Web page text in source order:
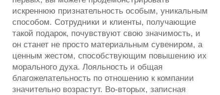
искреннюю признательность особым, уникальным
способом. Сотрудники и клиенты, получающие
такой подарок, почувствуют свою значимость, и
он станет не просто материальным сувениром, а
ценным жестом, способствующим повышению их
морального духа. Лояльность и общая
благожелательность по отношению к компании
значительно возрастут. Во-вторых, записная